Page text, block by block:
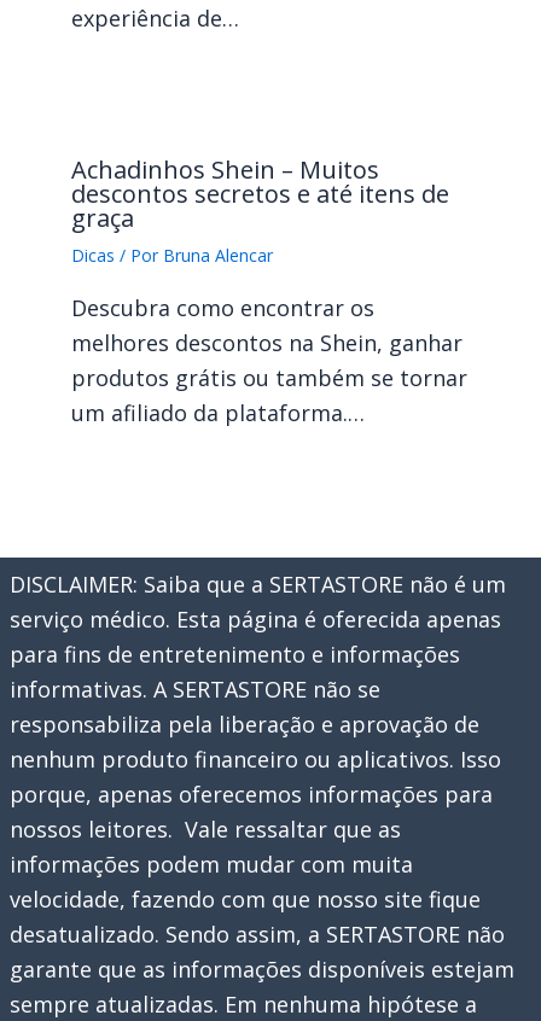
experiência de…
Achadinhos Shein – Muitos
descontos secretos e até itens de
graça
Dicas / Por Bruna Alencar
Descubra como encontrar os
melhores descontos na Shein, ganhar
produtos grátis ou também se tornar
um afiliado da plataforma.…
DISCLAIMER: Saiba que a SERTASTORE não é um
serviço médico. Esta página é oferecida apenas
para fins de entretenimento e informações
informativas. A SERTASTORE não se
responsabiliza pela liberação e aprovação de
nenhum produto financeiro ou aplicativos. Isso
porque, apenas oferecemos informações para
nossos leitores. Vale ressaltar que as
informações podem mudar com muita
velocidade, fazendo com que nosso site fique
desatualizado. Sendo assim, a SERTASTORE não
garante que as informações disponíveis estejam
sempre atualizadas. Em nenhuma hipótese a